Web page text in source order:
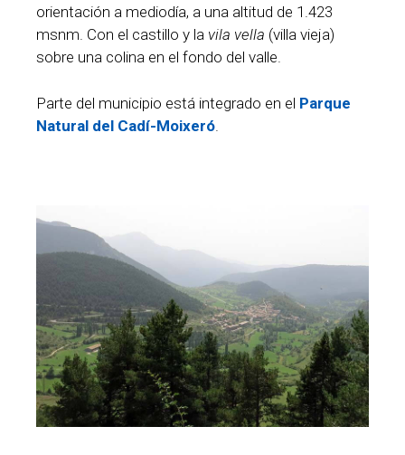
orientación a mediodía, a una altitud de 1.423
msnm. Con el castillo y la vila vella (villa vieja)
sobre una colina en el fondo del valle.
Parte del municipio está integrado en el Parque
Natural del Cadí-Moixeró